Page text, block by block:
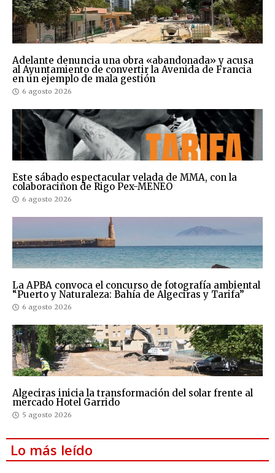
Adelante denuncia una obra «abandonada» y acusa
al Ayuntamiento de convertir la Avenida de Francia
en un ejemplo de mala gestión
6 agosto 2026
Este sábado espectacular velada de MMA, con la
colaboraciñon de Rigo Pex-MENEO
6 agosto 2026
La APBA convoca el concurso de fotografía ambiental
“Puerto y Naturaleza: Bahía de Algeciras y Tarifa”
6 agosto 2026
Algeciras inicia la transformación del solar frente al
mercado Hotel Garrido
5 agosto 2026
Lo más leído